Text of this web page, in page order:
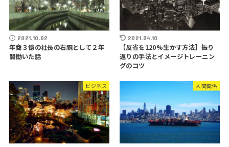
2021.10.02
年商３億の社長の右腕として２年
間働いた話
2021.04.10
【反省を120%生かす方法】振り
返りの手法とイメージトレーニン
グのコツ
ビジネス 人間関係